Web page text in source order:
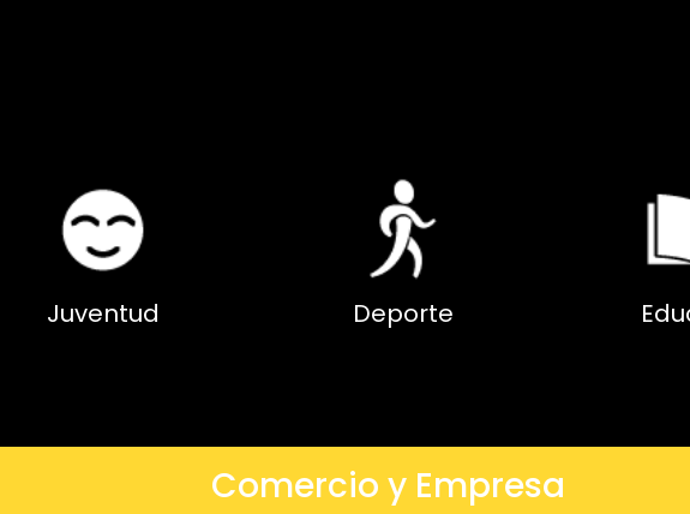
Juventud Deporte
Comercio y Empresa